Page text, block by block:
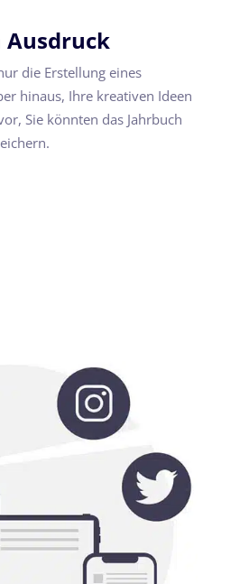
die Erstellung eines
hinaus, Ihre kreativen Ideen
Sie könnten das Jahrbuch